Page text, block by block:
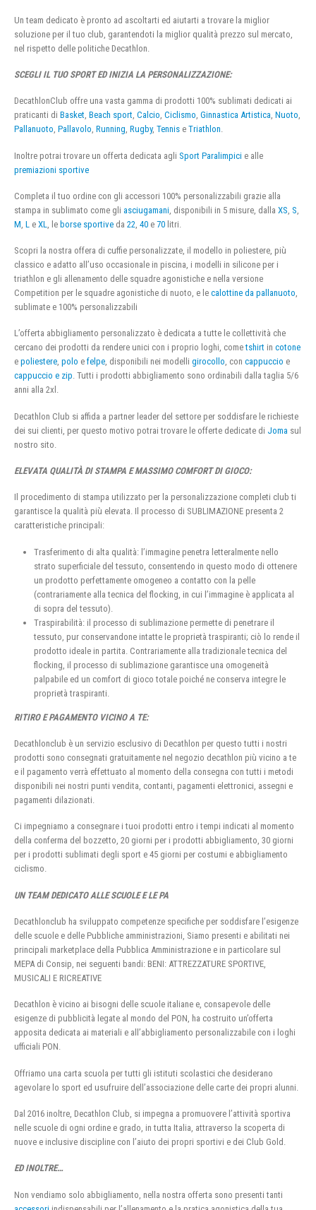
Un team dedicato è pronto ad ascoltarti ed aiutarti a trovare la miglior
soluzione per il tuo club, garantendoti la miglior qualità prezzo sul mercato,
nel rispetto delle politiche Decathlon.
SCEGLI IL TUO SPORT ED INIZIA LA PERSONALIZZAZIONE:
DecathlonClub offre una vasta gamma di prodotti 100% sublimati dedicati ai
praticanti di Basket, Beach sport, Calcio, Ciclismo, Ginnastica Artistica, Nuoto,
Pallanuoto, Pallavolo, Running, Rugby, Tennis e Triathlon.
Inoltre potrai trovare un offerta dedicata agli Sport Paralimpici e alle
premiazioni sportive
Completa il tuo ordine con gli accessori 100% personalizzabili grazie alla
stampa in sublimato come gli asciugamani , disponibili in 5 misure, dalla XS S
M L e XL , le borse sportive da 22 40 e 70 litri.
Scopri la nostra offera di cuffie personalizzate, il modello in poliestere, più
classico e adatto all’uso occasionale in piscina, i modelli in silicone per i
triathlon e gli allenamento delle squadre agonistiche e nella versione
Competition per le squadre agonistiche di nuoto, e le calottine da pallanuoto,
sublimate e 100% personalizzabili
L’offerta abbigliamento personalizzato è dedicata a tutte le collettività che
cercano dei prodotti da rendere unici con i proprio loghi, cometshirt in cotone
e poliestere, polo e felpe, disponibili nei modelli girocollo, con cappuccio e
cappuccio e zip. Tutti i prodotti abbigliamento sono ordinabili dalla taglia 5/6
anni alla 2xl.
Decathlon Club si affida a partner leader del settore per soddisfare le richieste
dei sui clienti, per questo motivo potrai trovare le offerte dedicate di Joma sul
nostro sito.
ELEVATA QUALITÀ DI STAMPA E MASSIMO COMFORT DI GIOCO:
Il procedimento di stampa utilizzato per la personalizzazione completi club ti
garantisce la qualità più elevata. Il processo di SUBLIMAZIONE presenta 2
caratteristiche principali:
Trasferimento di alta qualità: l’immagine penetra letteralmente nello
strato superficiale del tessuto, consentendo in questo modo di ottenere
un prodotto perfettamente omogeneo a contatto con la pelle
(contrariamente alla tecnica del flocking, in cui l’immagine è applicata al
di sopra del tessuto).
Traspirabilità: il processo di sublimazione permette di penetrare il
tessuto, pur conservandone intatte le proprietà traspiranti; ciò lo rende il
prodotto ideale in partita. Contrariamente alla tradizionale tecnica del
flocking, il processo di sublimazione garantisce una omogeneità
palpabile ed un comfort di gioco totale poiché ne conserva integre le
proprietà traspiranti.
RITIRO E PAGAMENTO VICINO A TE:
Decathlonclub è un servizio esclusivo di Decathlon per questo tutti i nostri
prodotti sono consegnati gratuitamente nel negozio decathlon più vicino a te
e il pagamento verrà effettuato al momento della consegna con tutti i metodi
disponibili nei nostri punti vendita, contanti, pagamenti elettronici, assegni e
pagamenti dilazionati.
Ci impegniamo a consegnare i tuoi prodotti entro i tempi indicati al momento
della conferma del bozzetto, 20 giorni per i prodotti abbigliamento, 30 giorni
per i prodotti sublimati degli sport e 45 giorni per costumi e abbigliamento
ciclismo.
UN TEAM DEDICATO ALLE SCUOLE E LE PA
Decathlonclub ha sviluppato competenze specifiche per soddisfare l’esigenze
delle scuole e delle Pubbliche amministrazioni, Siamo presenti e abilitati nei
principali marketplace della Pubblica Amministrazione e in particolare sul
MEPA di Consip, nei seguenti bandi: BENI: ATTREZZATURE SPORTIVE,
MUSICALI E RICREATIVE
Decathlon è vicino ai bisogni delle scuole italiane e, consapevole delle
esigenze di pubblicità legate al mondo del PON, ha costruito un’offerta
apposita dedicata ai materiali e all’abbigliamento personalizzabile con i loghi
ufficiali PON.
Offriamo una carta scuola per tutti gli istituti scolastici che desiderano
agevolare lo sport ed usufruire dell’associazione delle carte dei propri alunni.
Dal 2016 inoltre, Decathlon Club, si impegna a promuovere l’attività sportiva
nelle scuole di ogni ordine e grado, in tutta Italia, attraverso la scoperta di
nuove e inclusive discipline con l’aiuto dei propri sportivi e dei Club Gold.
ED INOLTRE…
Non vendiamo solo abbigliamento, nella nostra offerta sono presenti tanti